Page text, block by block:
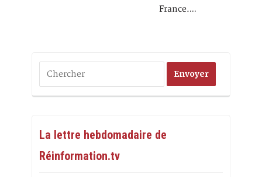
France.…
La lettre hebdomadaire de
Réinformation.tv